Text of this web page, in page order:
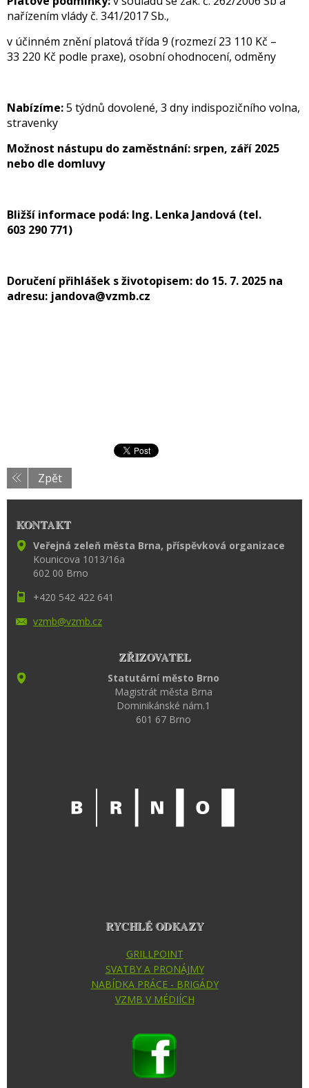
nařízením vlády č. 341/2017 Sb.,
v účinném znění platová třída 9 (rozmezí 23 110 Kč –
33 220 Kč podle praxe), osobní ohodnocení, odměny
Nabízíme:5 týdnů dovolené, 3 dny indispozičního volna,
stravenky
Možnost nástupu do zaměstnání: srpen, září 2025
nebo dle domluvy
Bližší informace podá: Ing. Lenka Jandová (tel.
603 290 771)
Doručení přihlášek s životopisem: do 15. 7. 2025 na
adresu: jandova@vzmb.cz
Zpět
KONTAKT
Veřejná zeleň města Brna, příspěvková organizace
Kounicova 1013/16a
602 00 Brno
+420 542 422 641
vzmb@vzmb.cz
ZŘIZOVATEL
Statutární město Brno
Magistrát města Brna
Dominikánské nám.1
601 67 Brno
RYCHLÉ ODKAZY
GRILLPOINT
SVATBY A PRONÁJMY
NABÍDKA PRÁCE - BRIGÁDY
VZMB V MÉDIÍCH